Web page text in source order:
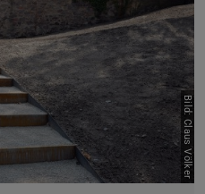
Bild: Claus Völker